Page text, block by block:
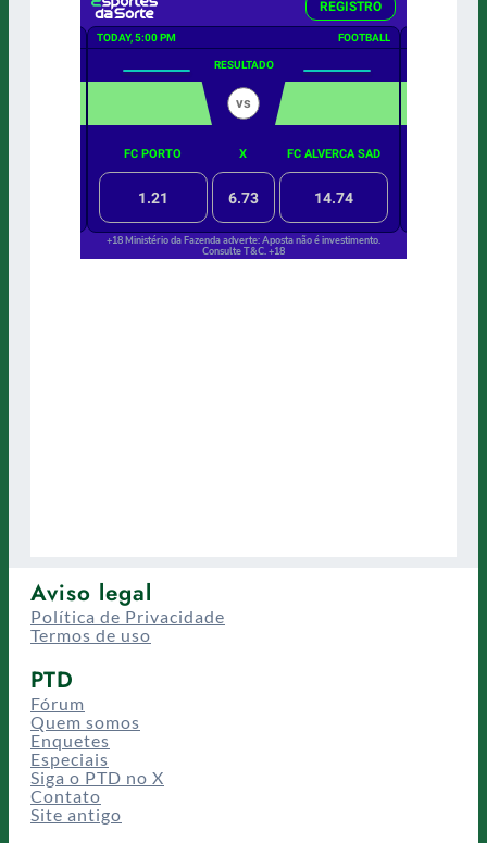
Aviso legal
Política de Privacidade
Termos de uso
PTD
Fórum
Quem somos
Enquetes
Especiais
Siga o PTD no X
Contato
Site antigo